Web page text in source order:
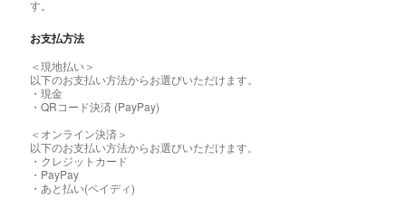
す。
お支払方法
＜現地払い＞
以下のお支払い方法からお選びいただけます。
・現金
・QRコード決済 (PayPay)
＜オンライン決済＞
以下のお支払い方法からお選びいただけます。
・クレジットカード
・PayPay
・あと払い(ペイディ)